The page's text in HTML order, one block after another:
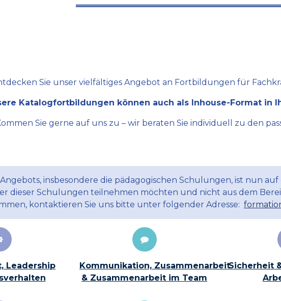
Sie unser vielfältiges Angebot an Fortbildungen für
Katalogfortbildungen können auch als Inhouse-Format in
Sie gerne auf uns zu – wir beraten Sie individuell zu den
insbesondere die pädagogischen Schulungen, ist nun
dieser Schulungen teilnehmen möchten und nicht aus dem
kontaktieren Sie uns bitte unter folgender Adresse:
Leadership
Kommunikation, Zusammenarbeit
& Zusammenarbeit im Team
Sicherheit